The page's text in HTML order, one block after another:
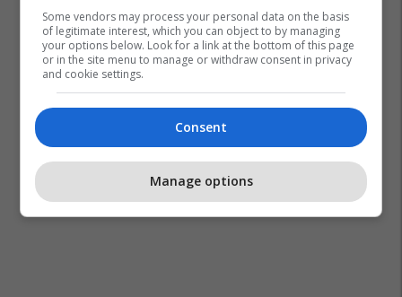
Some vendors may process your personal data on the basis
of legitimate interest, which you can object to by managing
your options below. Look for a link at the bottom of this page
or in the site menu to manage or withdraw consent in privacy
and cookie settings.
Consent
Manage options